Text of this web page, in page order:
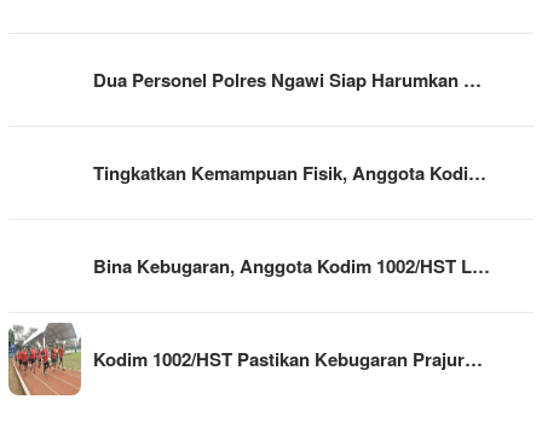
Dua Personel Polres Ngawi Siap Harumkan …
Tingkatkan Kemampuan Fisik, Anggota Kodi…
Bina Kebugaran, Anggota Kodim 1002/HST L…
Kodim 1002/HST Pastikan Kebugaran Prajur…